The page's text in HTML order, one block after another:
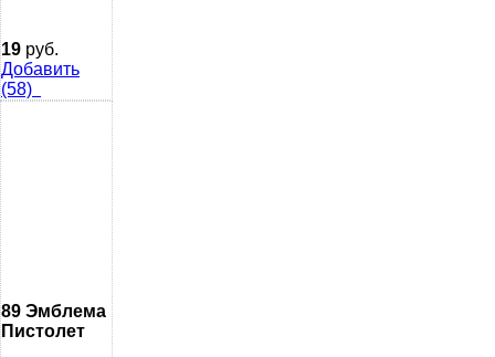
19 руб.
Добавить
(58)
89 Эмблема
Пистолет